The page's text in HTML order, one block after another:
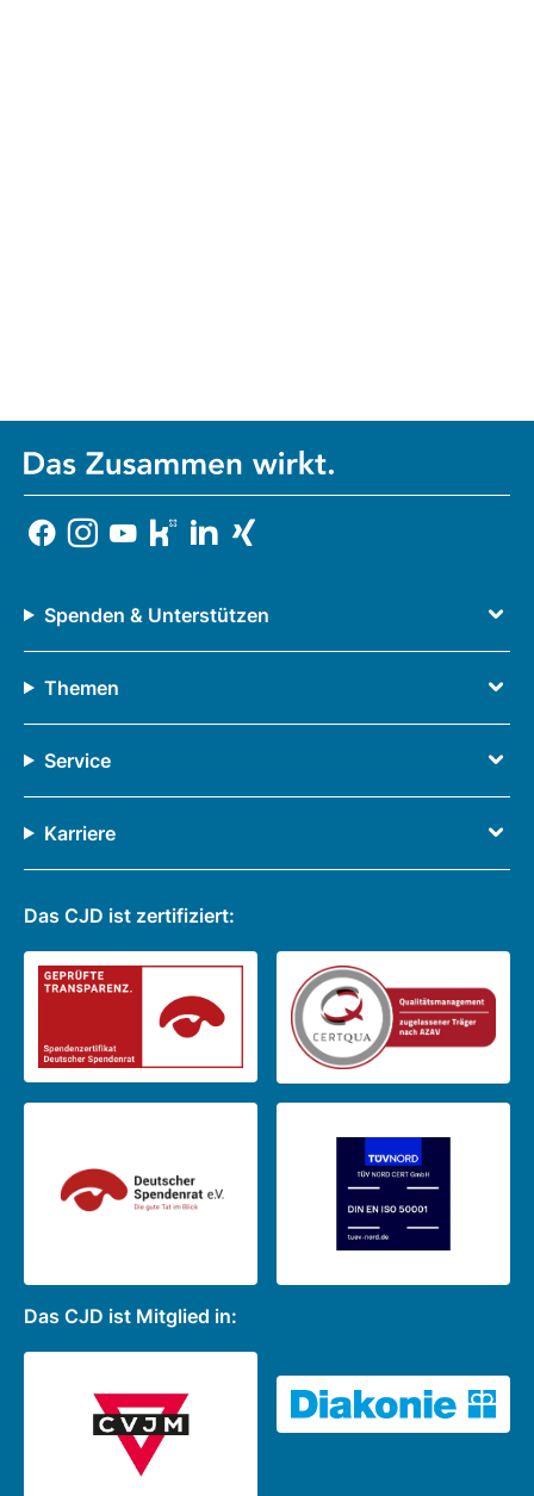
Spenden & Unterstützen
Themen
Service
Karriere
Das CJD ist zertifiziert:
Das CJD ist Mitglied in: